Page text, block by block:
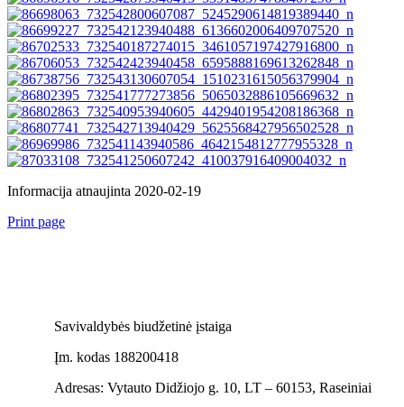
Informacija atnaujinta 2020-02-19
Print page
Savivaldybės biudžetinė įstaiga
Įm. kodas 188200418
Adresas: Vytauto Didžiojo g. 10, LT – 60153, Raseiniai